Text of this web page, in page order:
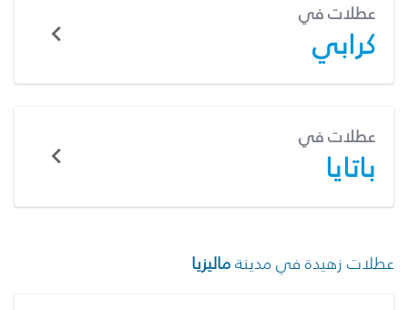
عطلات في
كرابي
عطلات في
باتايا
عطلات زهيدة في مدينةماليزيا